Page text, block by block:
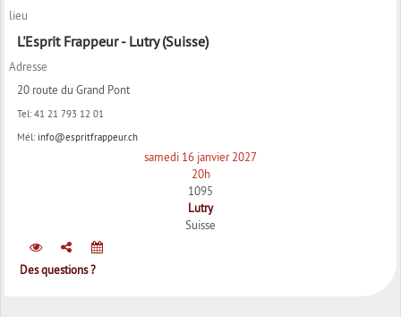
lieu
L'Esprit Frappeur - Lutry (Suisse)
Adresse
20 route du Grand Pont
Tel: 41 21 793 12 01
Mél: info@espritfrappeur.ch
samedi 16 janvier 2027
20h
1095
Lutry
Suisse
Des questions ?